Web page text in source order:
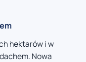
hektarów i w
Nowa